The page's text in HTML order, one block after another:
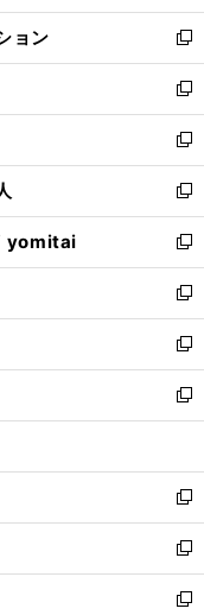
開
く
ウ
で
開
く
ン
ド
ウ
で
開
く
ウ
ィ
ン
ド
ウ
で
開
く
ョン
新
し
い
ウ
ィ
ン
ド
ウ
で
開
く
新
し
い
ウ
ィ
ン
ド
ウ
で
開
く
新
し
い
ウ
ィ
ン
ド
ウ
で
開
く
新
し
い
ウ
ィ
ン
ド
ウ
で
開
yomitai
新
し
い
ウ
ィ
ン
ド
ウ
開
く
新
し
い
ウ
ィ
ン
ウ
で
開
く
新
し
い
ウ
ン
ド
ウ
で
開
く
新
し
ウ
ィ
ン
ド
ウ
で
新
し
い
ウ
ィ
新
し
い
新